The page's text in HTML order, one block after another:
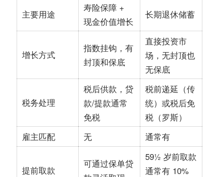
主要用途
寿险保障 +
现金价值增长
长期退休储蓄
增长方式
指数挂钩，有
封顶和保底
直接投资市
场，无封顶也
无保底
税务处理
税后供款，贷
款/提款通常
免税
税前递延（传
统）或税后免
税（罗斯）
雇主匹配 无 通常有
提前取款
可通过保单贷
59½ 岁前取款
通常有 10%